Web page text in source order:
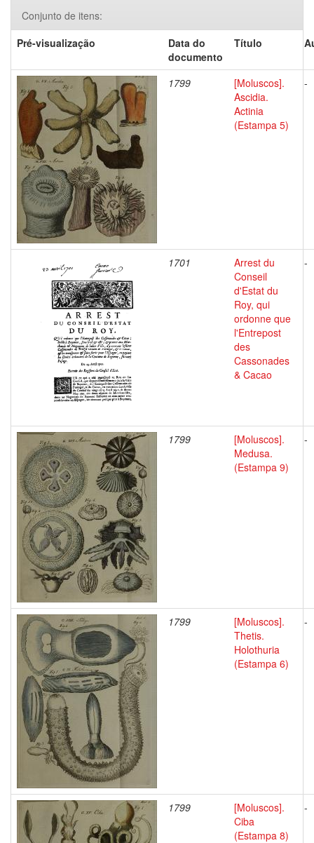
Conjunto de itens:
Pré-visualização
Data do
documento
Título
1799
[Moluscos].
Ascidia.
Actinia
(Estampa 5)
-
1701
Arrest du
Conseil
d'Estat du
Roy, qui
ordonne que
l'Entrepost
des
Cassonades
& Cacao
-
1799
[Moluscos].
Medusa.
(Estampa 9)
-
1799
[Moluscos].
Thetis.
Holothuria
(Estampa 6)
-
1799
[Moluscos].
Ciba
(Estampa 8)
-